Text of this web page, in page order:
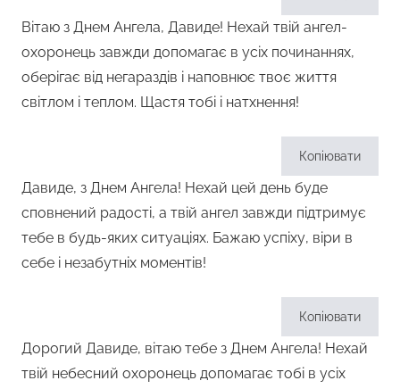
Вітаю з Днем Ангела, Давиде! Нехай твій ангел-
охоронець завжди допомагає в усіх починаннях,
оберігає від негараздів і наповнює твоє життя
світлом і теплом. Щастя тобі і натхнення!
Копіювати
Давиде, з Днем Ангела! Нехай цей день буде
сповнений радості, а твій ангел завжди підтримує
тебе в будь-яких ситуаціях. Бажаю успіху, віри в
себе і незабутніх моментів!
Копіювати
Дорогий Давиде, вітаю тебе з Днем Ангела! Нехай
твій небесний охоронець допомагає тобі в усіх